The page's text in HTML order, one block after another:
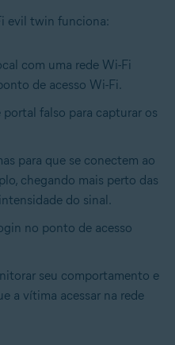
evil twin funciona:
com uma rede Wi-Fi
de acesso Wi-Fi.
falso para capturar os
para que se conectem ao
chegando mais perto das
do sinal.
no ponto de acesso
seu comportamento e
a vítima acessar na rede